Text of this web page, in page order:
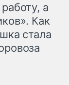
а
Как
стала